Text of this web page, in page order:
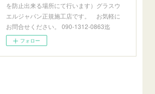
を防止出来る場所にて行います）グラスウ
エルジャパン正規施工店です。 お気軽に
お問合せください。 090-1312-0863迄
フォロー